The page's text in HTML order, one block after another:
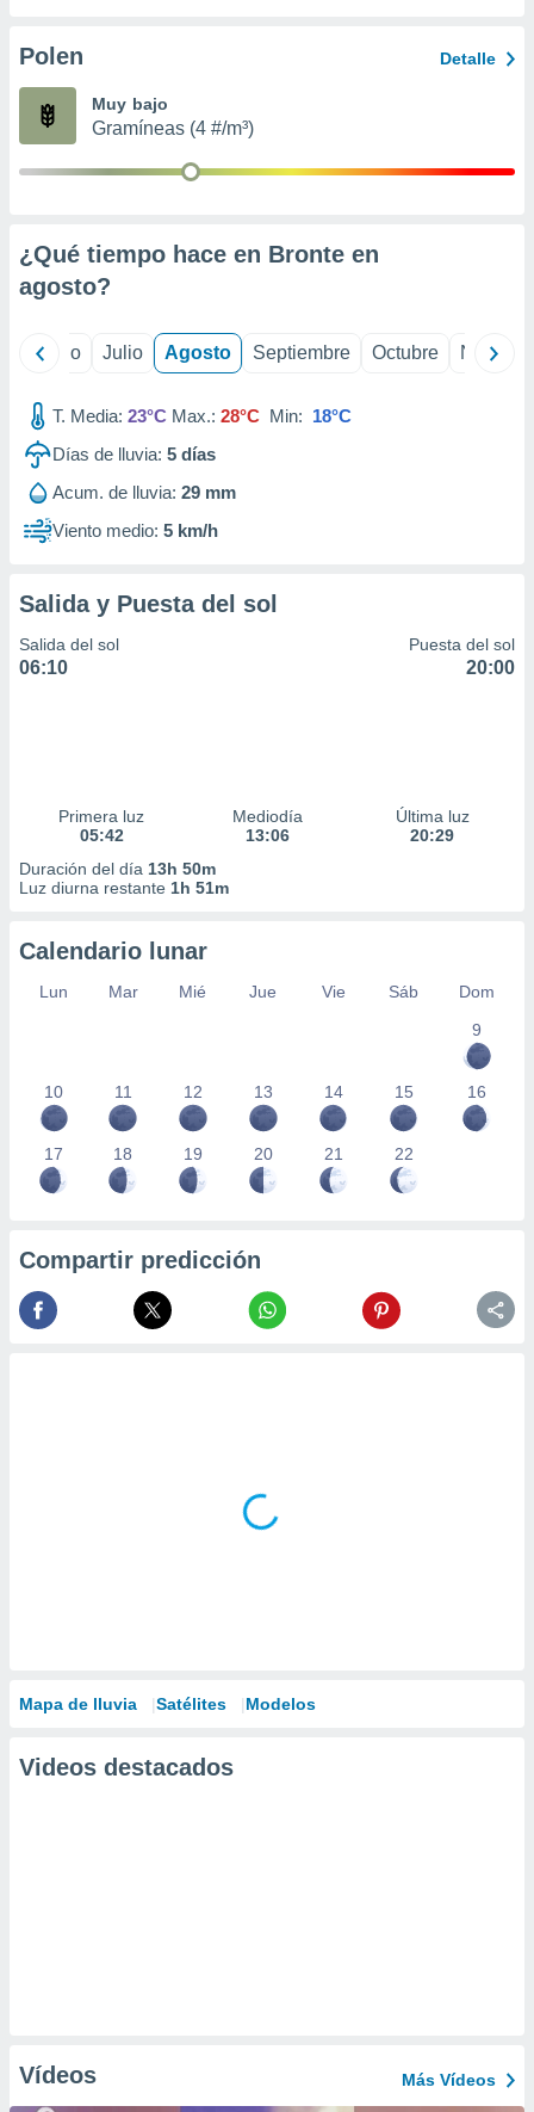
e
mediante
publicidad
publicidad
de
Polen Detalle
Muy bajo
Gramíneas (4 #/m³)
¿Qué tiempo hace en Bronte en
agosto?
Junio Julio Agosto Septiembre Octubre
T. Media: 23°C Max.: 28°C Min: 18°C
Días de lluvia: 5 días
Acum. de lluvia: 29 mm
Viento medio: 5 km/h
Salida y Puesta del sol
Salida del sol
06:10
Puesta del sol
20:00
Primera luz
05:42
Mediodía
13:06
Última luz
20:29
Duración del día 13h 50m
Luz diurna restante 1h 51m
Calendario lunar
Lun Mar Mié Jue Vie Sáb
Dom
9
10 11 12 13 14 15 16
17 18 19 20 21 22
Compartir predicción
Mapa de lluvia Satélites Modelos
Videos destacados
Vídeos Más Vídeos